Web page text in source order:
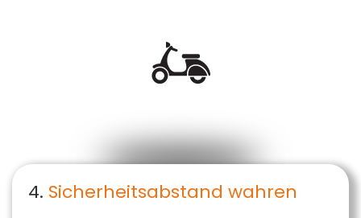
4. Sicherheitsabstand wahren